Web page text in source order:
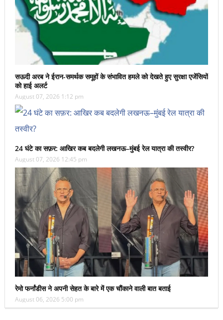
सऊदी अरब ने ईरान-समर्थक समूहों के संभावित हमले को देखते हुए सुरक्षा एजेंसियों
को हाई अलर्ट
August 07, 2026 1:12 pm
24 घंटे का सफ़र: आखिर कब बदलेगी लखनऊ–मुंबई रेल यात्रा की तस्वीर?
August 07, 2026 12:45 pm
रेमो फर्नांडीस ने अपनी सेहत के बारे में एक चौंकाने वाली बात बताई
August 06, 2026 5:00 pm